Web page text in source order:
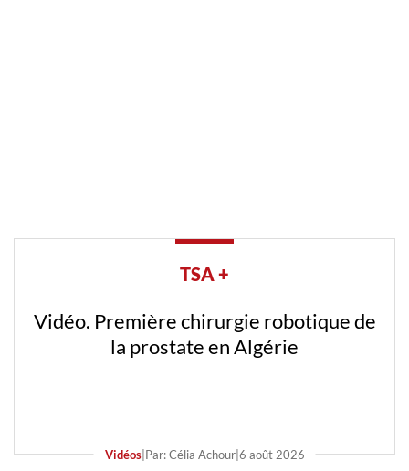
TSA +
Vidéo. Première chirurgie robotique de
la prostate en Algérie
Vidéos| Par: Célia Achour| 6 août 2026